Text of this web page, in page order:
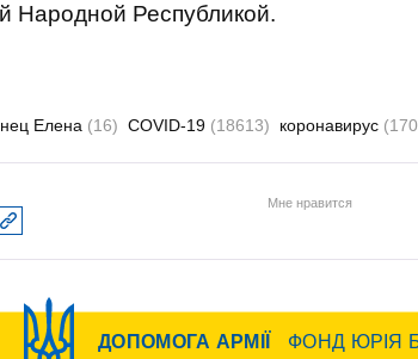
Народной Республикой.
Елена (16) COVID-19 (18613) коронавирус
Мне нравится